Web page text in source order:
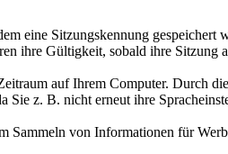
eine Sitzungskennung gespeichert
ihre Gültigkeit, sobald ihre Sitzung
auf Ihrem Computer. Durch
Sie z. B. nicht erneut ihre
Sammeln von Informationen für